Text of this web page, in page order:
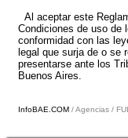
Al aceptar este
Condiciones de uso de
conformidad con las
legal que surja de o se
presentarse ante los
Buenos Aires.
InfoBAE.COM / Agencias /